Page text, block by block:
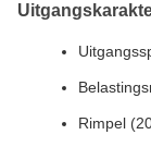
Rimpel